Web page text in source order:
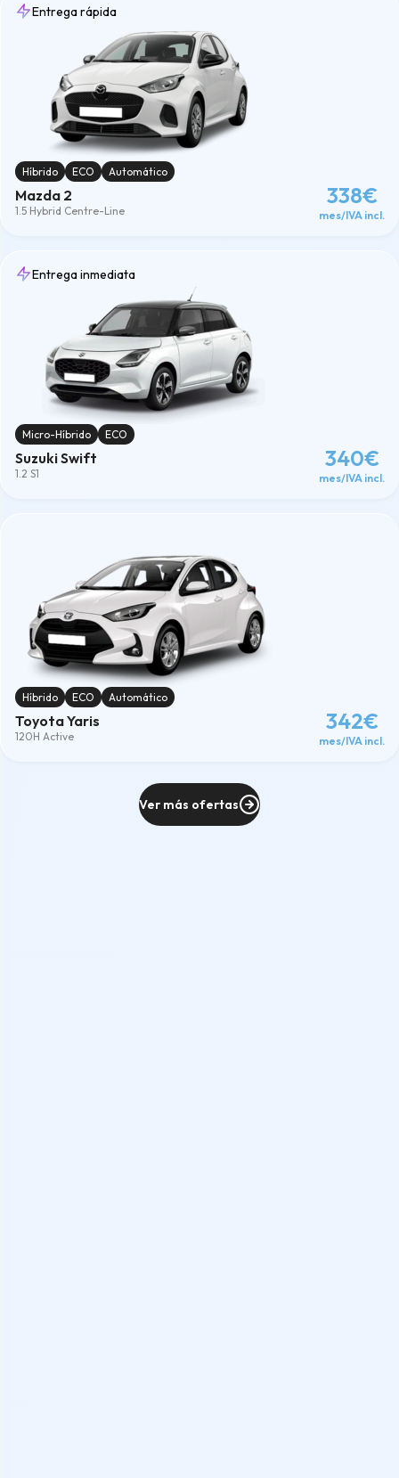
Entrega rápida
Híbrido ECO Automático
Mazda 2
1.5 Hybrid Centre-Line
338€
mes/IVA incl.
Entrega inmediata
Micro-Híbrido ECO
Suzuki Swift
1.2 S1
340€
mes/IVA incl.
Híbrido ECO Automático
Toyota Yaris
120H Active
342€
mes/IVA incl.
Ver más ofertas